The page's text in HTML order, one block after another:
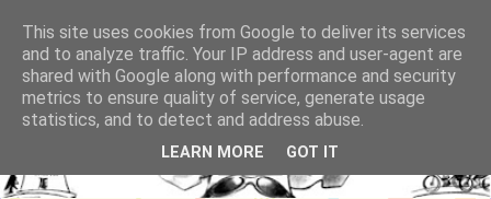
This site uses cookies from Google to deliver its services
and to analyze traffic. Your IP address and user-agent are
shared with Google along with performance and security
metrics to ensure quality of service, generate usage
statistics, and to detect and address abuse.
LEARN MORE GOT IT